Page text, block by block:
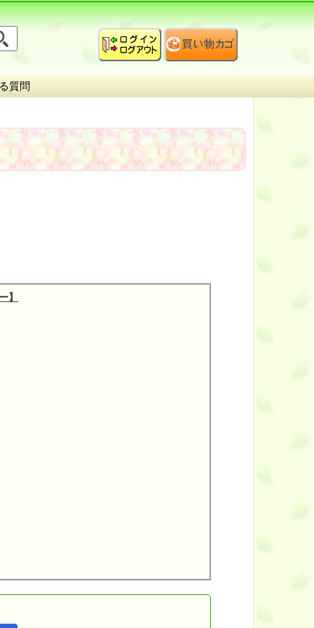
質問
】